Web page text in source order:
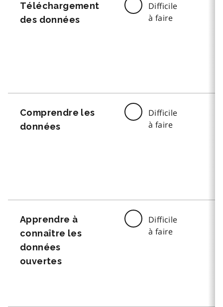
Téléchargement
des données
Difficile
à faire
Comprendre les
données
Difficile
à faire
Apprendre à
connaître les
données
ouvertes
Difficile
à faire